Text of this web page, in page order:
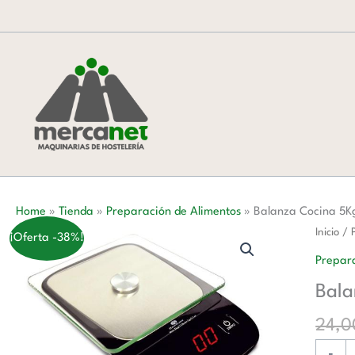
al
Home » Tienda » Preparación de Alimentos » Balanza Cocina
¡Oferta -38%! Inicio /
de
Interno